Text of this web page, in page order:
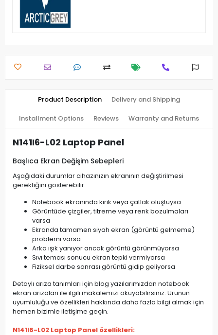
Product Description Delivery and Shipping
Installment Options Reviews Warranty and Returns
N141I6-L02 Laptop Panel
Başlıca Ekran Değişim Sebepleri
Aşağıdaki durumlar cihazınızın ekranının değiştirilmesi
gerektiğini gösterebilir:
Notebook ekranında kırık veya çatlak oluştuysa
Görüntüde çizgiler, titreme veya renk bozulmaları
varsa
Ekranda tamamen siyah ekran (görüntü gelmeme)
problemi varsa
Arka ışık yanıyor ancak görüntü görünmüyorsa
Sıvı teması sonucu ekran tepki vermiyorsa
Fiziksel darbe sonrası görüntü gidip geliyorsa
Detaylı arıza tanımları için blog yazılarımızdan notebook
ekran arızaları ile ilgili makalemizi okuyabilirsiniz. Ürünün
uyumluluğu ve özellikleri hakkında daha fazla bilgi almak için
hemen bizimle iletişime geçin.
N141I6-L02 Laptop Panel özellikleri: